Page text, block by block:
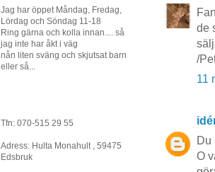
de
/
11
Du
O
Jag har öppet Måndag, Fredag,
Lördag och Söndag 11-18
Ring gärna och kolla innan.... så
jag inte har åkt i väg
nån liten sväng och skjutsat barn
eller så...
Tfn: 070-515 29 55
Adress: Hulta Monahult , 59475
Edsbruk